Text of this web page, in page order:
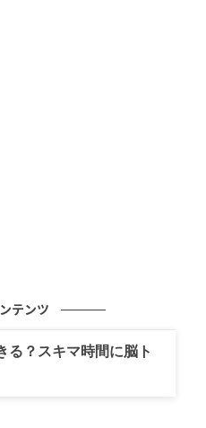
テンツ
る？スキマ時間に脳ト